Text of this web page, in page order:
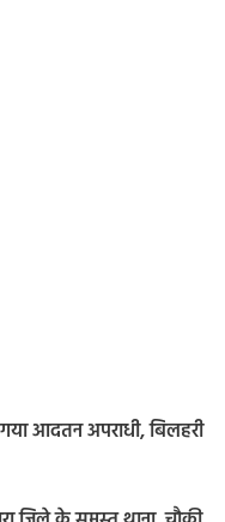
आदतन अपराधी, बिलहरी